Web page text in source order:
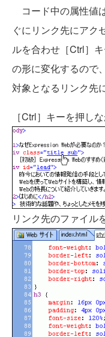
コード中の属性値
ぐにリンク先にアク
ルを合わせ［Ctrl］
の形に変化するので
対象となるリンク先
［Ctrl］キーを押し
リンク先のファイル